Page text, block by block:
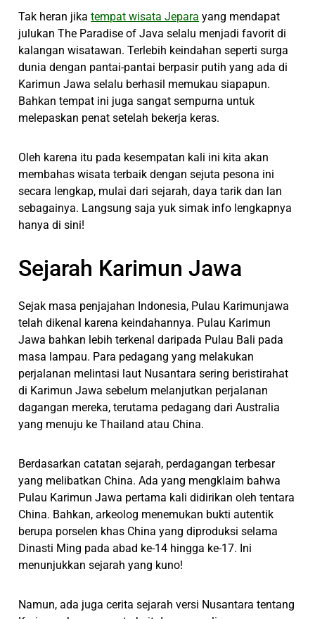
Tak heran jikatempat wisata Jepara yang mendapat
julukan The Paradise of Java selalu menjadi favorit di
kalangan wisatawan. Terlebih keindahan seperti surga
dunia dengan pantai-pantai berpasir putih yang ada di
Karimun Jawa selalu berhasil memukau siapapun.
Bahkan tempat ini juga sangat sempurna untuk
melepaskan penat setelah bekerja keras.
Oleh karena itu pada kesempatan kali ini kita akan
membahas wisata terbaik dengan sejuta pesona ini
secara lengkap, mulai dari sejarah, daya tarik dan lan
sebagainya. Langsung saja yuk simak info lengkapnya
hanya di sini!
Sejarah Karimun Jawa
Sejak masa penjajahan Indonesia, Pulau Karimunjawa
telah dikenal karena keindahannya. Pulau Karimun
Jawa bahkan lebih terkenal daripada Pulau Bali pada
masa lampau. Para pedagang yang melakukan
perjalanan melintasi laut Nusantara sering beristirahat
di Karimun Jawa sebelum melanjutkan perjalanan
dagangan mereka, terutama pedagang dari Australia
yang menuju ke Thailand atau China.
Berdasarkan catatan sejarah, perdagangan terbesar
yang melibatkan China. Ada yang mengklaim bahwa
Pulau Karimun Jawa pertama kali didirikan oleh tentara
China. Bahkan, arkeolog menemukan bukti autentik
berupa porselen khas China yang diproduksi selama
Dinasti Ming pada abad ke-14 hingga ke-17. Ini
menunjukkan sejarah yang kuno!
Namun, ada juga cerita sejarah versi Nusantara tentang